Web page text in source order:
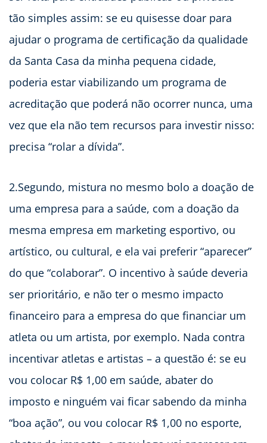
tão simples assim: se eu quisesse doar para
ajudar o programa de certificação da qualidade
da Santa Casa da minha pequena cidade,
poderia estar viabilizando um programa de
acreditação que poderá não ocorrer nunca, uma
vez que ela não tem recursos para investir nisso:
precisa “rolar a dívida”.
2.Segundo, mistura no mesmo bolo a doação de
uma empresa para a saúde, com a doação da
mesma empresa em marketing esportivo, ou
artístico, ou cultural, e ela vai preferir “aparecer”
do que “colaborar”. O incentivo à saúde deveria
ser prioritário, e não ter o mesmo impacto
financeiro para a empresa do que financiar um
atleta ou um artista, por exemplo. Nada contra
incentivar atletas e artistas – a questão é: se eu
vou colocar R$ 1,00 em saúde, abater do
imposto e ninguém vai ficar sabendo da minha
“boa ação”, ou vou colocar R$ 1,00 no esporte,